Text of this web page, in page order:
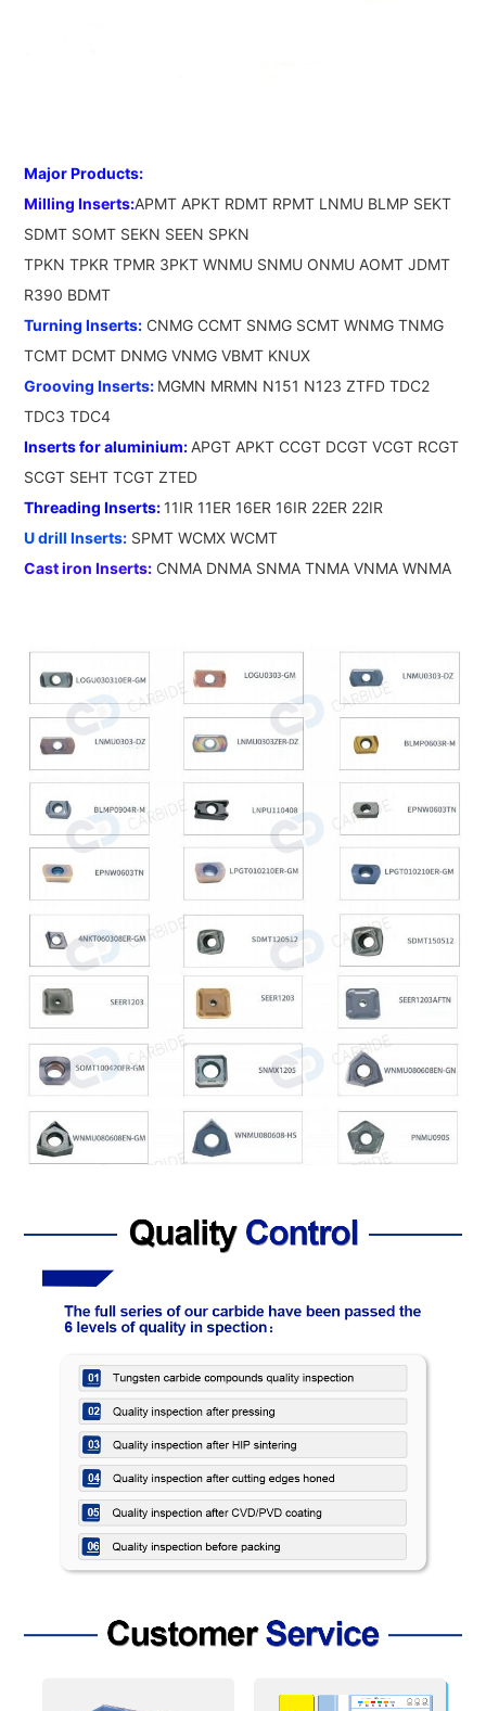
Major Products:
Milling Inserts:APMT APKT RDMT RPMT LNMU BLMP SEKT
SDMT SOMT SEKN SEEN SPKN
TPKN TPKR TPMR 3PKT WNMU SNMU ONMU AOMT JDMT
R390 BDMT
Turning Inserts: CNMG CCMT SNMG SCMT WNMG TNMG
TCMT DCMT DNMG VNMG VBMT KNUX
Grooving Inserts: MGMN MRMN N151 N123 ZTFD TDC2
TDC3 TDC4
Inserts for aluminium: APGT APKT CCGT DCGT VCGT RCGT
Threading Inserts: 11IR 11ER 16ER 16IR 22ER 22IR
U drill Inserts: SPMT WCMX WCMT
Cast iron Inserts: CNMA DNMA SNMA TNMA VNMA WNMA